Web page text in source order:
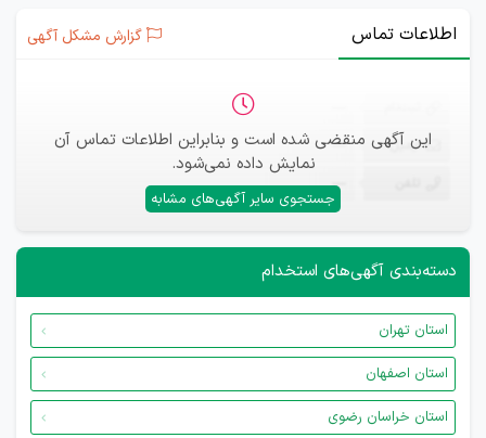
اطلاعات تماس گزارش مشکل آگهی
این آگهی منقضی شده است و بنابراین اطلاعات تماس آن
نمایش داده نمی‌شود.
جستجوی سایر آگهی‌های مشابه
ایمیل —
—
دسته‌بندی آگهی‌های استخدام
استان تهران
استان اصفهان
استان خراسان رضوی